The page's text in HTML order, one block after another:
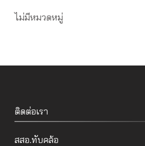
ไม่มีหมวดหมู่
ติดต่อเรา
สสอ.ทับคล้อ